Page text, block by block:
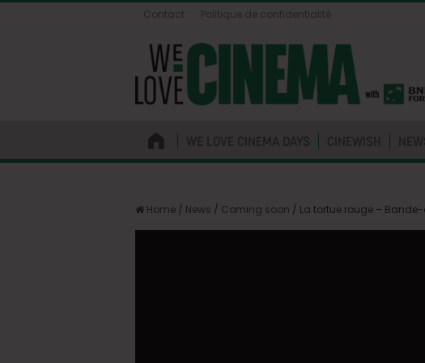
Contact Politique de confidentialité
WE LOVE CINEMA DAYS CINEWISH
Home / News / Coming soon / La tortue rouge –